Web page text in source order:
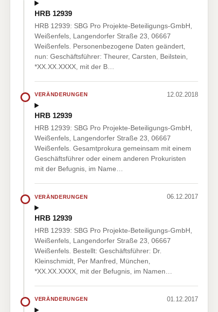
HRB 12939
HRB 12939: SBG Pro Projekte-Beteiligungs-GmbH,
Weißenfels, Langendorfer Straße 23, 06667
Weißenfels. Personenbezogene Daten geändert,
nun: Geschäftsführer: Theurer, Carsten, Beilstein,
*XX.XX.XXXX, mit der B…
VERÄNDERUNGEN 12.02.2018
HRB 12939
HRB 12939: SBG Pro Projekte-Beteiligungs-GmbH,
Weißenfels, Langendorfer Straße 23, 06667
Weißenfels. Gesamtprokura gemeinsam mit einem
Geschäftsführer oder einem anderen Prokuristen
mit der Befugnis, im Name…
VERÄNDERUNGEN 06.12.2017
HRB 12939
HRB 12939: SBG Pro Projekte-Beteiligungs-GmbH,
Weißenfels, Langendorfer Straße 23, 06667
Weißenfels. Bestellt: Geschäftsführer: Dr.
Kleinschmidt, Per Manfred, München,
*XX.XX.XXXX, mit der Befugnis, im Namen…
VERÄNDERUNGEN 01.12.2017